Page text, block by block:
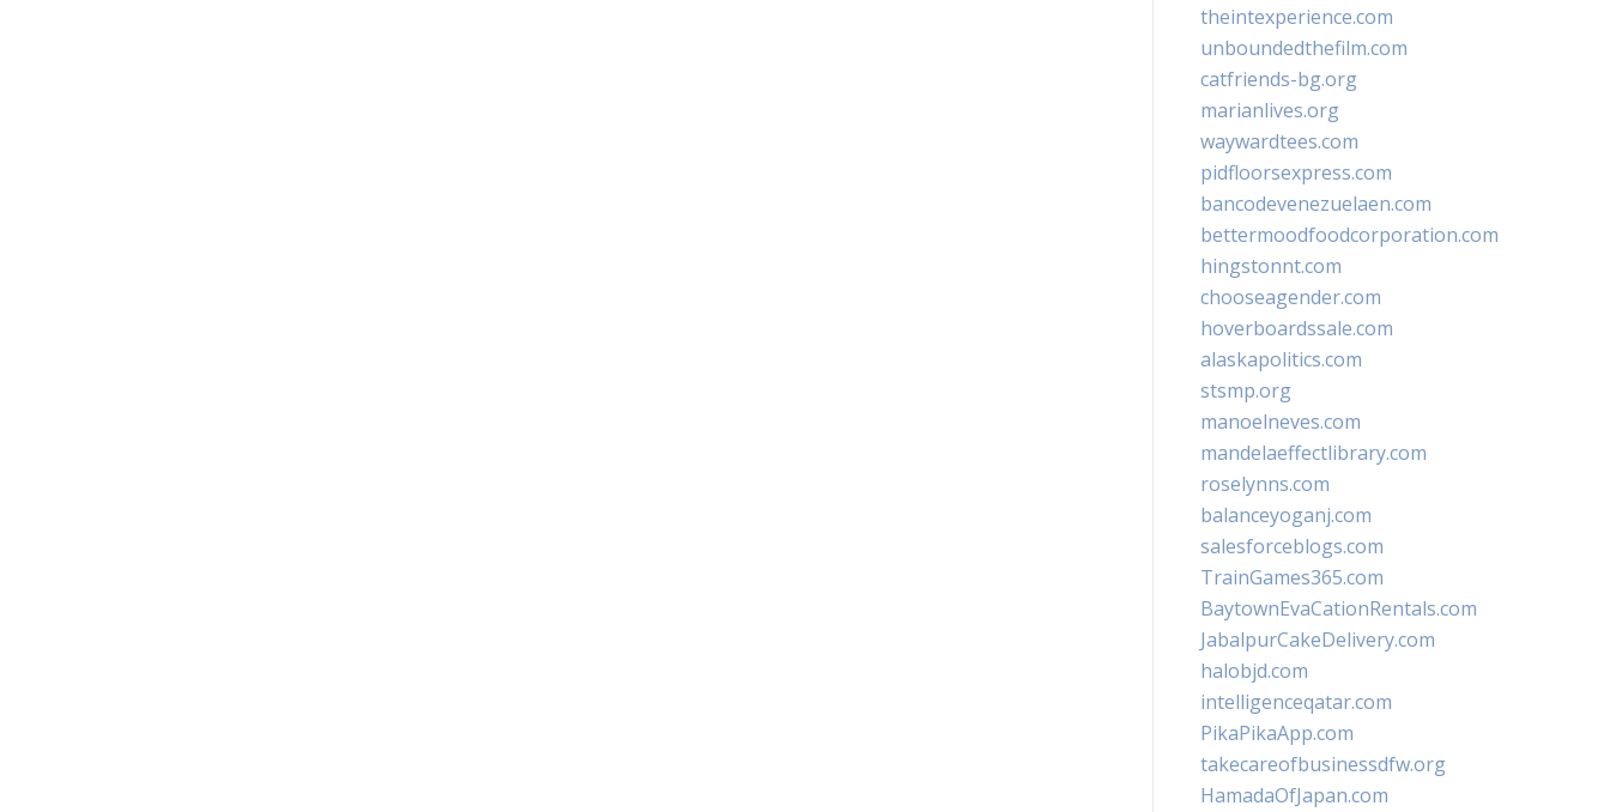
theintexperience.com
unboundedthefilm.com
catfriends-bg.org
marianlives.org
waywardtees.com
pidfloorsexpress.com
bancodevenezuelaen.com
bettermoodfoodcorporation.com
hingstonnt.com
chooseagender.com
hoverboardssale.com
alaskapolitics.com
stsmp.org
manoelneves.com
mandelaeffectlibrary.com
roselynns.com
balanceyoganj.com
salesforceblogs.com
TrainGames365.com
BaytownEvaCationRentals.com
JabalpurCakeDelivery.com
halobjd.com
intelligenceqatar.com
PikaPikaApp.com
takecareofbusinessdfw.org
HamadaOfJapan.com